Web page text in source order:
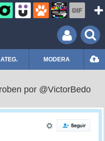
MODERA
por @VictorBedo